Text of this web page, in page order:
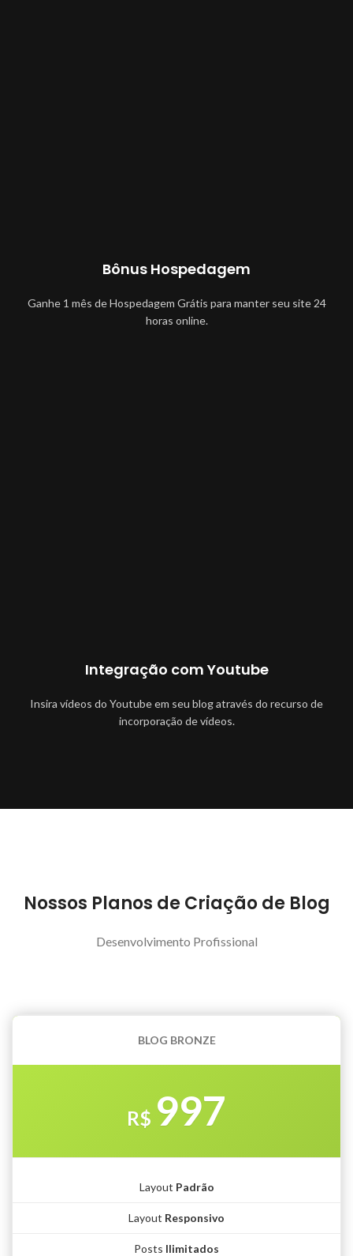
Bônus Hospedagem
Ganhe 1 mês de Hospedagem Grátis para manter seu site 24
horas online.
Integração com Youtube
Insira vídeos do Youtube em seu blog através do recurso de
incorporação de vídeos.
Nossos Planos de Criação de Blog
Desenvolvimento Profissional
BLOG BRONZE
R$ 997
Layout Padrão
Layout Responsivo
Posts Ilimitados